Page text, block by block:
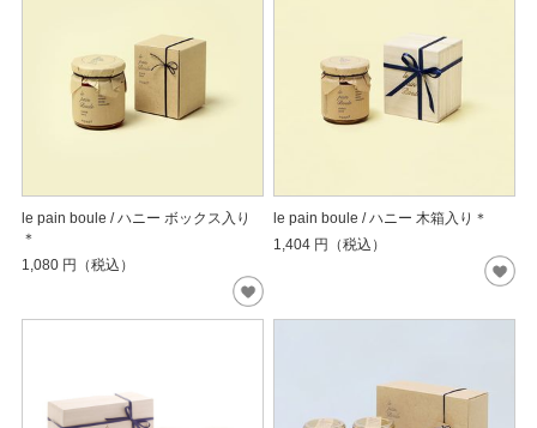
le pain boule / ハニー ボックス入り
＊
1,080 円（税込）
le pain boule / ハニー 木箱入り＊
1,404 円（税込）